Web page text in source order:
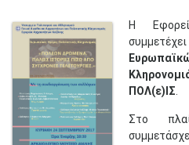
Η
ΠΟΛ(ε)ΙΣ
Στο